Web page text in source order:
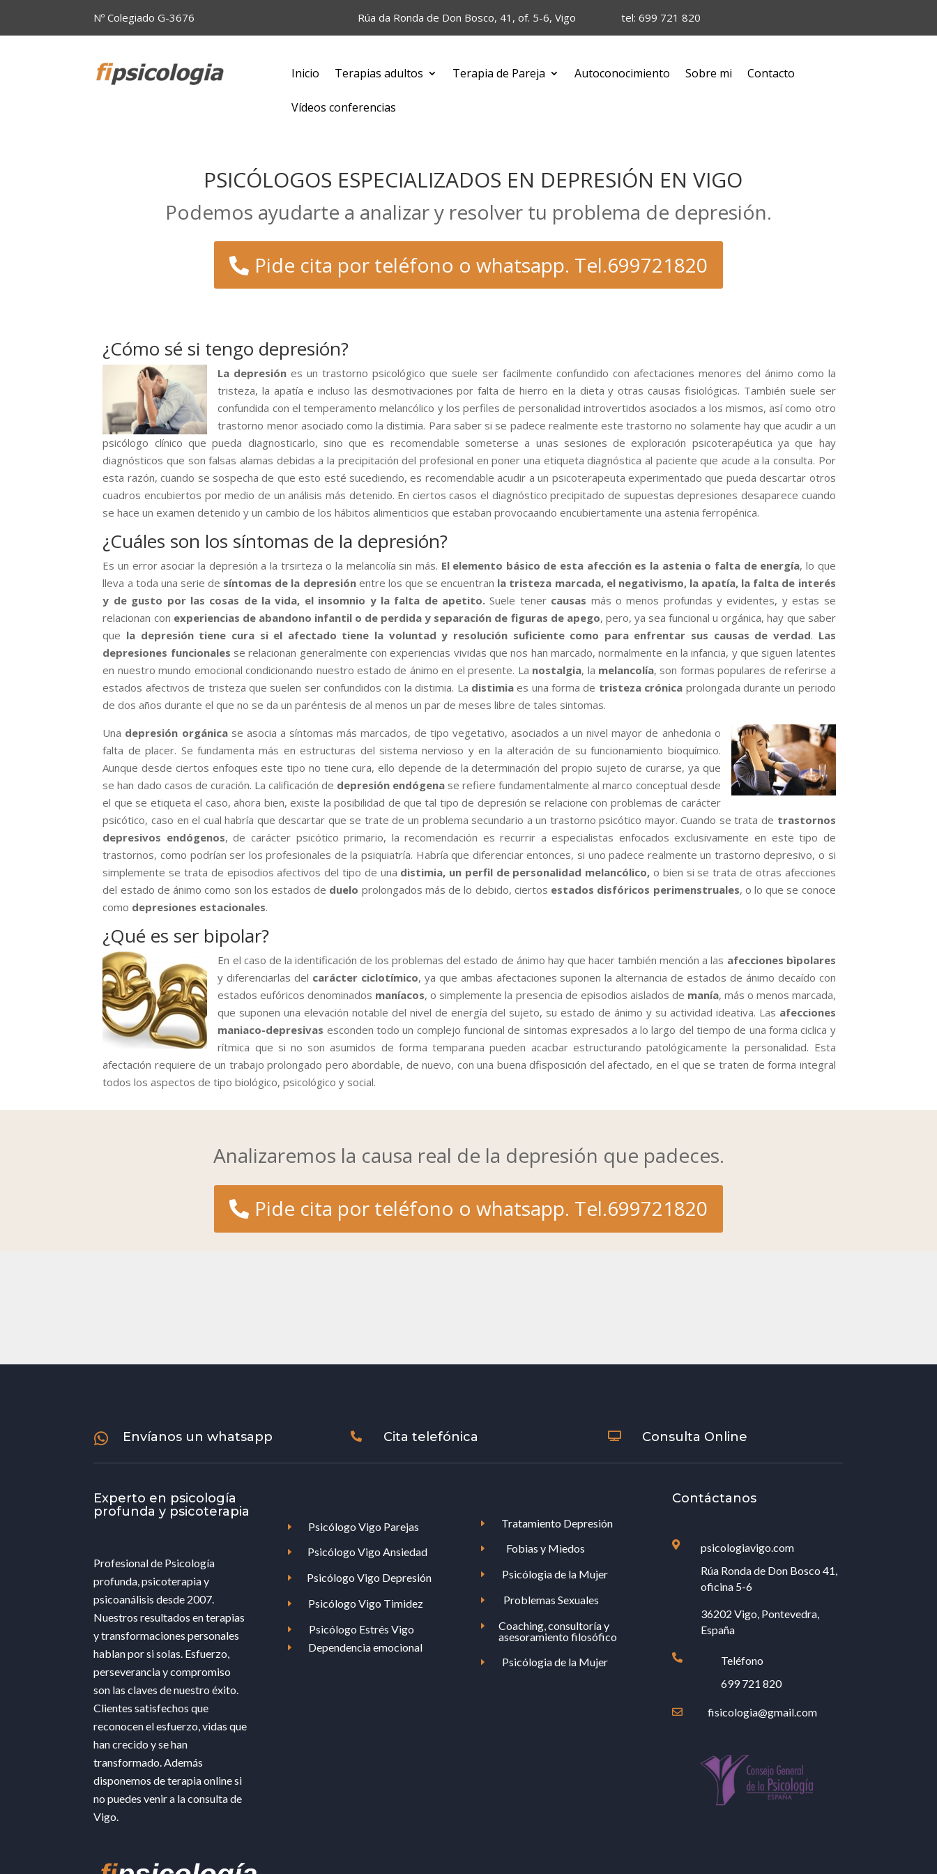
Nº Colegiado G-3676 Rúa da Ronda de Don Bosco, 41, of. 5-6, Vigo tel: 699 721 820
Inicio Terapias adultos Terapia de Pareja Autoconocimiento Sobre mi Contacto
Vídeos conferencias
PSICÓLOGOS ESPECIALIZADOS EN DEPRESIÓN EN VIGO
Podemos ayudarte a analizar y resolver tu problema de depresión.
Pide cita por teléfono o whatsapp. Tel.699721820
¿Cómo sé si tengo depresión?
La depresión es un trastorno psicológico que suele ser facilmente confundido con afectaciones menores del ánimo como la
tristeza, la apatía e incluso las desmotivaciones por falta de hierro en la dieta y otras causas fisiológicas. También suele ser
confundida con el temperamento melancólico y los perfiles de personalidad introvertidos asociados a los mismos, así como otro
trastorno menor asociado como la distimia. Para saber si se padece realmente este trastorno no solamente hay que acudir a un
psicólogo clínico que pueda diagnosticarlo, sino que es recomendable someterse a unas sesiones de exploración psicoterapéutica ya que hay
diagnósticos que son falsas alamas debidas a la precipitación del profesional en poner una etiqueta diagnóstica al paciente que acude a la consulta. Por
esta razón, cuando se sospecha de que esto esté sucediendo, es recomendable acudir a un psicoterapeuta experimentado que pueda descartar otros
cuadros encubiertos por medio de un análisis más detenido. En ciertos casos el diagnóstico precipitado de supuestas depresiones desaparece cuando
se hace un examen detenido y un cambio de los hábitos alimenticios que estaban provocaando encubiertamente una astenia ferropénica.
¿Cuáles son los síntomas de la depresión?
Es un error asociar la depresión a la trsirteza o la melancolía sin más. El elemento básico de esta afección es la astenia o falta de energía, lo que
lleva a toda una serie de síntomas de la depresiónentre los que se encuentran la tristeza marcada, el negativismo, la apatía, la falta de interés
y de gusto por las cosas de la vida, el insomnio y la falta de apetito. Suele tenercausas más o menos profundas y evidentes, y estas se
relacionan con experiencias de abandono infantil o de perdida y separación de figuras de apego, pero, ya sea funcional u orgánica, hay que saber
que la depresión tiene cura si el afectado tiene la voluntad y resolución suficiente como para enfrentar sus causas de verdad. Las
depresiones funcionales se relacionan generalmente con experiencias vividas que nos han marcado, normalmente en la infancia, y que siguen latentes
en nuestro mundo emocional condicionando nuestro estado de ánimo en el presente. La nostalgia, la melancolía, son formas populares de referirse a
estados afectivos de tristeza que suelen ser confundidos con la distimia. La distimia es una forma de tristeza crónica prolongada durante un periodo
de dos años durante el que no se da un paréntesis de al menos un par de meses libre de tales sintomas.
Una depresión orgánica se asocia a síntomas más marcados, de tipo vegetativo, asociados a un nivel mayor de anhedonia o
falta de placer. Se fundamenta más en estructuras del sistema nervioso y en la alteración de su funcionamiento bioquímico.
Aunque desde ciertos enfoques este tipo no tiene cura, ello depende de la determinación del propio sujeto de curarse, ya que
se han dado casos de curación. La calificación de depresión endógena se refiere fundamentalmente al marco conceptual desde
el que se etiqueta el caso, ahora bien, existe la posibilidad de que tal tipo de depresión se relacione con problemas de carácter
psicótico, caso en el cual habría que descartar que se trate de un problema secundario a un trastorno psicótico mayor. Cuando se trata de trastornos
depresivos endógenos, de carácter psicótico primario, la recomendación es recurrir a especialistas enfocados exclusivamente en este tipo de
trastornos, como podrían ser los profesionales de la psiquiatría. Habría que diferenciar entonces, si uno padece realmente un trastorno depresivo, o si
simplemente se trata de episodios afectivos del tipo de una distimia, un perfil de personalidad melancólico, o bien si se trata de otras afecciones
del estado de ánimo como son los estados de duelo prolongados más de lo debido, ciertos estados disfóricos perimenstruales, o lo que se conoce
como depresiones estacionales.
¿Qué es ser bipolar?
En el caso de la identificación de los problemas del estado de ánimo hay que hacer también mención a las afecciones bìpolares
y diferenciarlas del carácter ciclotímico, ya que ambas afectaciones suponen la alternancia de estados de ánimo decaído con
estados eufóricos denominados maníacos, o simplemente la presencia de episodios aislados de manía, más o menos marcada,
que suponen una elevación notable del nivel de energía del sujeto, su estado de ánimo y su actividad ideativa. Las afecciones
maniaco-depresivas esconden todo un complejo funcional de sintomas expresados a lo largo del tiempo de una forma ciclica y
rítmica que si no son asumidos de forma temparana pueden acacbar estructurando patológicamente la personalidad. Esta
afectación requiere de un trabajo prolongado pero abordable, de nuevo, con una buena dfisposición del afectado, en el que se traten de forma integral
todos los aspectos de tipo biológico, psicológico y social.
Analizaremos la causa real de la depresión que padeces.
Pide cita por teléfono o whatsapp. Tel.699721820
 Envíanos un whatsapp  Cita telefónica  Consulta Online
Experto en psicología
profunda y psicoterapia
Profesional de Psicología
profunda, psicoterapia y
psicoanálisis desde 2007.
Nuestros resultados en terapias
y transformaciones personales
hablan por si solas. Esfuerzo,
perseverancia y compromiso
son las claves de nuestro éxito.
Clientes satisfechos que
reconocen el esfuerzo, vidas que
han crecido y se han
transformado. Además
disponemos de terapia online si
no puedes venir a la consulta de
Vigo.
E Psicólogo Vigo Parejas
E Psicólogo Vigo Ansiedad
E Psicólogo Vigo Depresión
E Psicólogo Vigo Timidez
E Psicólogo Estrés Vigo
E Dependencia emocional
E Tratamiento Depresión
E Fobias y Miedos
E Psicólogia de la Mujer
E Problemas Sexuales
E
Coaching, consultoría y
asesoramiento filosófico
E Psicólogia de la Mujer
Contáctanos

psicologiavigo.com
Rúa Ronda de Don Bosco 41,
oficina 5-6
36202 Vigo, Pontevedra,
España

Teléfono
699 721 820
 fisicologia@gmail.com